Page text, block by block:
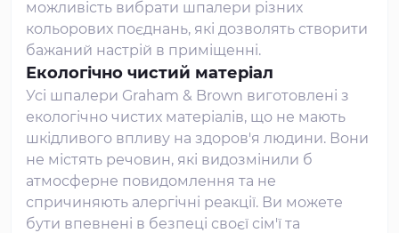
можливість вибрати шпалери різних
кольорових поєднань, які дозволять створити
бажаний настрій в приміщенні.
Екологічно чистий матеріал
Усі шпалери Graham & Brown виготовлені з
екологічно чистих матеріалів, що не мають
шкідливого впливу на здоров'я людини. Вони
не містять речовин, які видозмінили б
атмосферне повидомлення та не
спричиняють алергічні реакції. Ви можете
бути впевнені в безпеці своєї сім'ї та